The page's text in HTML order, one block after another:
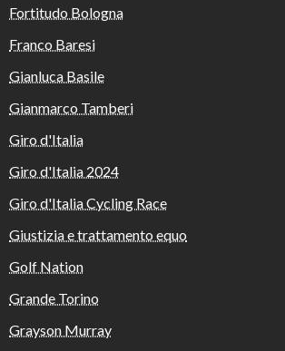
Fortitudo Bologna
Franco Baresi
Gianluca Basile
Gianmarco Tamberi
Giro d'Italia
Giro d'Italia 2024
Giro d'Italia Cycling Race
Giustizia e trattamento equo
Golf Nation
Grande Torino
Grayson Murray